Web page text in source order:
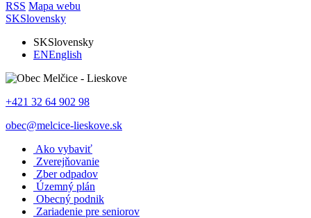
RSS Mapa webu
SKSlovensky
SKSlovensky
ENEnglish
+421 32 64 902 98
obec@melcice-lieskove.sk
Ako vybaviť
Zverejňovanie
Zber odpadov
Územný plán
Obecný podnik
Zariadenie pre seniorov